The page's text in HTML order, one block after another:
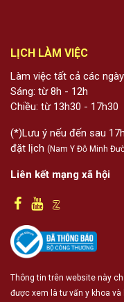
LỊCH LÀM VIỆC
Làm việc tất cả các
Sáng: từ 8h - 12h
Chiều: từ 13h30 - 17h30
(*)Lưu ý nếu đến sau
đặt lịch (Nam Y Đỗ Minh
Liên kết mạng xã hội
Thông tin trên website này
được xem là tư vấn y khoa